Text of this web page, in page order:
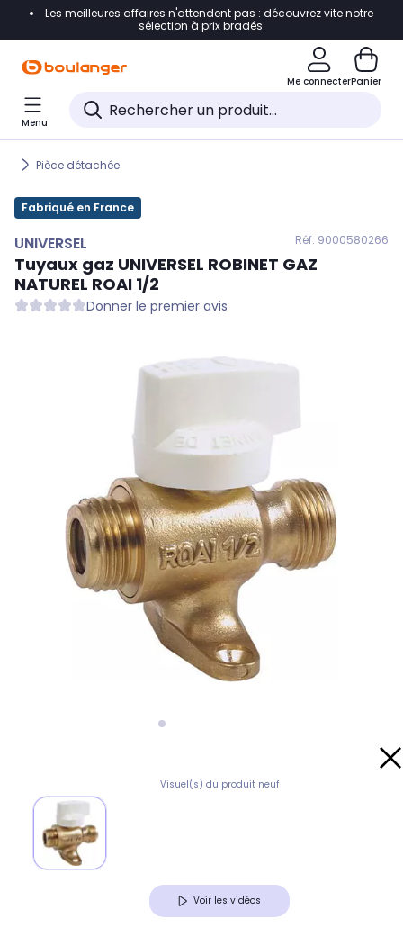
Accéder directement à la navigation
Accéder directement au pied de page
Accéder directement au chatbot
Les meilleures affaires n'attendent pas : découvrez vite notre
sélection à prix bradés.
Me connecterPanier
Menu
Pièce détachée
Fabriqué en France
UNIVERSEL Réf. 9000580266
Tuyaux gaz UNIVERSEL ROBINET GAZ
NATUREL ROAI 1/2
Donner le premier avis
Visuel(s) du produit neuf
Voir les vidéos